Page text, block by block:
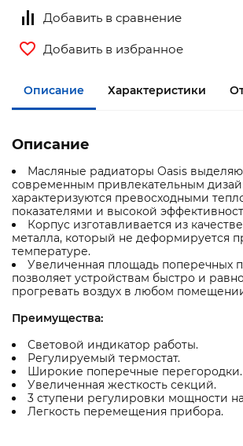
Добавить в сравнение
Добавить в избранное
Описание Характеристики
Описание
Масляные радиаторы Oasis
современным привлекательным
характеризуются превосходными
показателями и высокой
Корпус изготавливается из
металла, который не деформируется
температуре.
Увеличенная площадь поперечных
позволяет устройствам быстро и
прогревать воздух в любом
Преимущества:
Световой индикатор работы.
Регулируемый термостат.
Широкие поперечные перегородки.
Увеличенная жесткость секций.
3 ступени регулировки мощности
Легкость перемещения прибора.